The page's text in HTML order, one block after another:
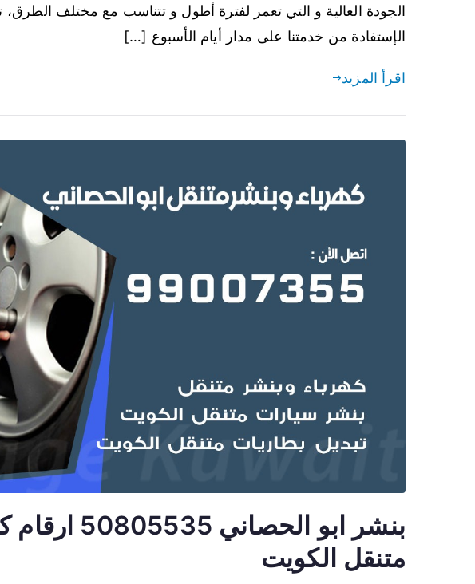
الجودة العالية و التي تعمر لفترة أطول و تتناسب مع مختلف الطرق،
الإستفادة من خدمتنا على مدار أيام الأسبوع […]
اقرأ المزيد
بنشر ابو
متنقل الكويت